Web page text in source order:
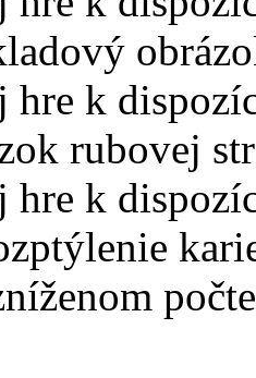
hre k
rubovej
hre k